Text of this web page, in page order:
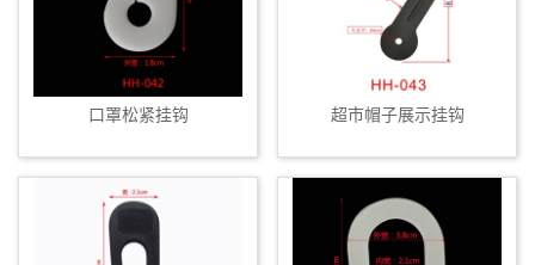
口罩松紧挂钩 超市帽子展示挂钩